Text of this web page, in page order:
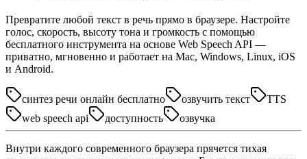
Превратите любой текст в речь прямо в браузере. Настройте
голос, скорость, высоту тона и громкость с помощью
бесплатного инструмента на основе Web Speech API —
приватно, мгновенно и работает на Mac, Windows, Linux, iOS
и Android.
синтез речи онлайн бесплатно озвучить текст
TTS
web speech api
доступность озвучка
Внутри каждого современного браузера прячется тихая